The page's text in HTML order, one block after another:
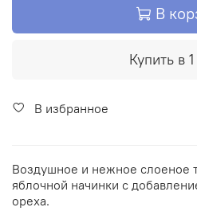
В
Купить в
В избранное
Воздушное и нежное слоеное
яблочной начинки с
ореха.